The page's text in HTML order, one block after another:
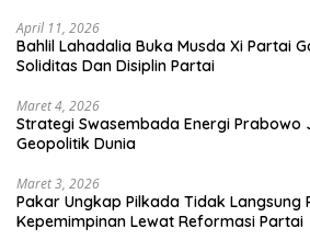
April 11, 2026
Bahlil Lahadalia Buka Musda Xi Partai
Soliditas Dan Disiplin Partai
Maret 4, 2026
Strategi Swasembada Energi Prabowo
Geopolitik Dunia
Maret 3, 2026
Pakar Ungkap Pilkada Tidak Langsung
Kepemimpinan Lewat Reformasi Partai